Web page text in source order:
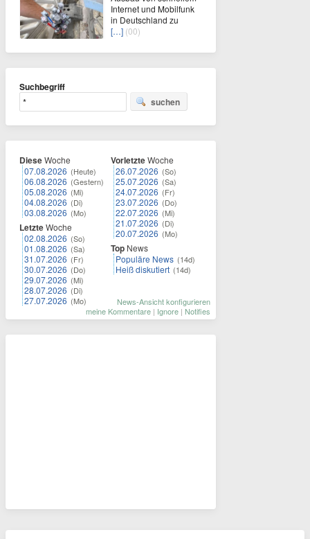
Internet und Mobilfunk
in Deutschland zu
[…] (00)
Suchbegriff
suchen
DieseWoche
07.08.2026 (Heute)
06.08.2026 (Gestern)
05.08.2026 (Mi)
04.08.2026 (Di)
03.08.2026 (Mo)
LetzteWoche
02.08.2026 (So)
01.08.2026 (Sa)
31.07.2026 (Fr)
30.07.2026 (Do)
29.07.2026 (Mi)
28.07.2026 (Di)
27.07.2026 (Mo)
VorletzteWoche
26.07.2026 (So)
25.07.2026 (Sa)
24.07.2026 (Fr)
23.07.2026 (Do)
22.07.2026 (Mi)
21.07.2026 (Di)
20.07.2026 (Mo)
Top News
Populäre News (14d)
Heiß diskutiert (14d)
News-Ansicht konfigurieren
meine Kommentare | Ignore | Notifies